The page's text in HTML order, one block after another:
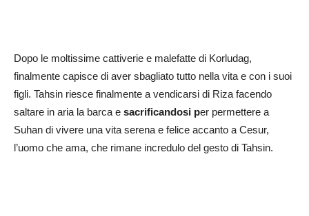
Dopo le moltissime cattiverie e malefatte di Korludag,
finalmente capisce di aver sbagliato tutto nella vita e con i suoi
figli. Tahsin riesce finalmente a vendicarsi di Riza facendo
saltare in aria la barca e sacrificandosi per permettere a
Suhan di vivere una vita serena e felice accanto a Cesur,
l’uomo che ama, che rimane incredulo del gesto di Tahsin.